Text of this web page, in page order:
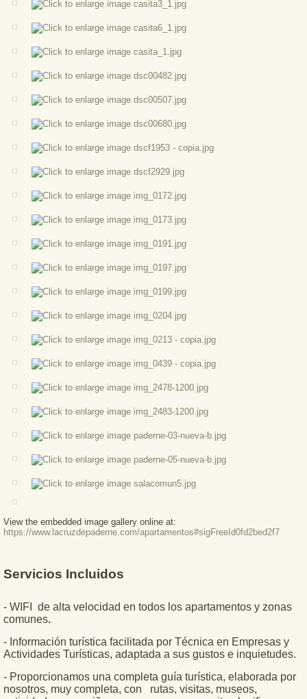
View the embedded image gallery online at:
https://www.lacruzdepaderne.com/apartamentos#sigFreeId0fd2bed2f7
Servicios Incluidos
- WIFI de alta velocidad en todos los apartamentos y zonas
comunes.
- Información turística facilitada por Técnica en Empresas y
Actividades Turísticas, adaptada a sus gustos e inquietudes.
- Proporcionamos una completa guía turística, elaborada por
nosotros, muy completa, con rutas, visitas, museos,